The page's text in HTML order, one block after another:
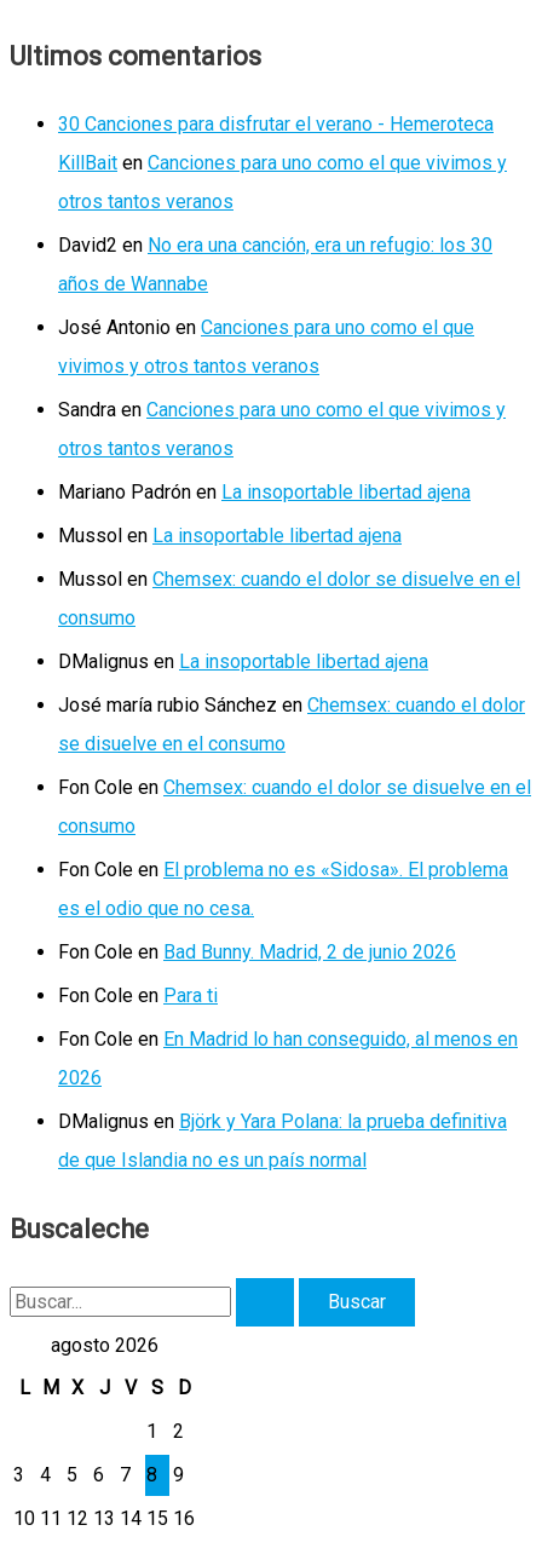
Ultimos comentarios
30 Canciones para disfrutar el verano - Hemeroteca
KillBait en Canciones para uno como el que vivimos y
otros tantos veranos
David2 en No era una canción, era un refugio: los 30
años de Wannabe
José Antonio en Canciones para uno como el que
vivimos y otros tantos veranos
Sandra en Canciones para uno como el que vivimos y
otros tantos veranos
Mariano Padrón en La insoportable libertad ajena
Mussol en La insoportable libertad ajena
Mussol en Chemsex: cuando el dolor se disuelve en el
consumo
DMalignus en La insoportable libertad ajena
José maría rubio Sánchez en Chemsex: cuando el dolor
se disuelve en el consumo
Fon Cole en Chemsex: cuando el dolor se disuelve en el
consumo
Fon Cole en El problema no es «Sidosa». El problema
es el odio que no cesa.
Fon Cole en Bad Bunny. Madrid, 2 de junio 2026
Fon Cole en Para ti
Fon Cole en En Madrid lo han conseguido, al menos en
2026
DMalignus en Björk y Yara Polana: la prueba definitiva
de que Islandia no es un país normal
Buscaleche
B
p
agosto 2026
L
M X J V S
D
1
2
3
4 5 6 7 8
9
10 11 12 13 14 15 16